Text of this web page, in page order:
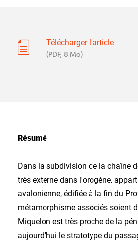
Télécharger l'article
(PDF, 8 Mo)
Résumé
Dans la subdivision de la chaîne
très externe dans l'orogène,
avalonienne, édifiée à la fin du
métamorphisme associés soient
Miquelon est très proche de la
aujourd'hui le stratotype du